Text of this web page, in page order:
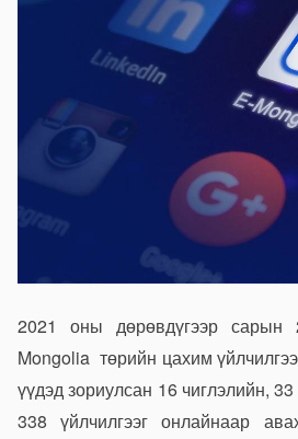
2021 оны дөрөвдүгээр сарын
Mongolia төрийн цахим
үүдэд зориулсан 16 чиглэлийн,
338 үйлчилгээг онлайнаар